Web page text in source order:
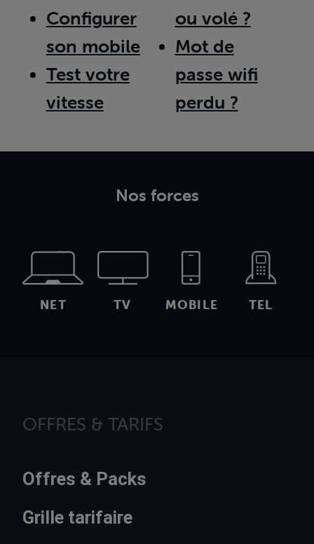
Configurer
son mobile
Test votre
vitesse
ou volé ?
Mot de
passe wifi
perdu ?
Nos forces
NET TV MOBILE TEL
OFFRES & TARIFS
Offres & Packs
Grille tarifaire